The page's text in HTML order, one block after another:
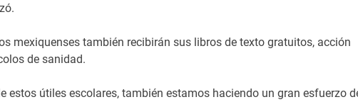
mexiquenses también recibirán sus libros de texto gratuitos, acción
de sanidad.
estos útiles escolares, también estamos haciendo un gran esfuerzo